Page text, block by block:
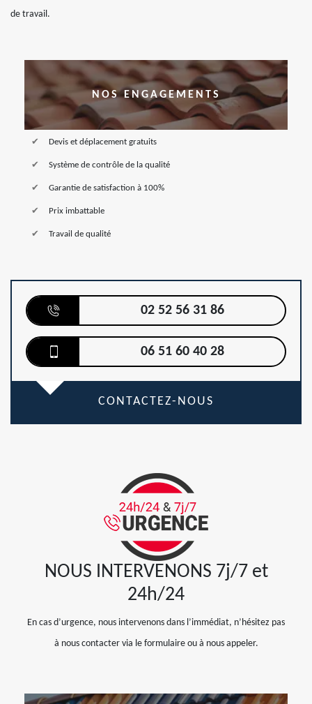
de travail.
NOS ENGAGEMENTS
Devis et déplacement gratuits
Système de contrôle de la qualité
Garantie de satisfaction à 100%
Prix imbattable
Travail de qualité
02 52 56 31 86
06 51 60 40 28
CONTACTEZ-NOUS
NOUS INTERVENONS 7j/7 et
24h/24
En cas d’urgence, nous intervenons dans l’immédiat, n’hésitez pas
à nous contacter via le formulaire ou à nous appeler.